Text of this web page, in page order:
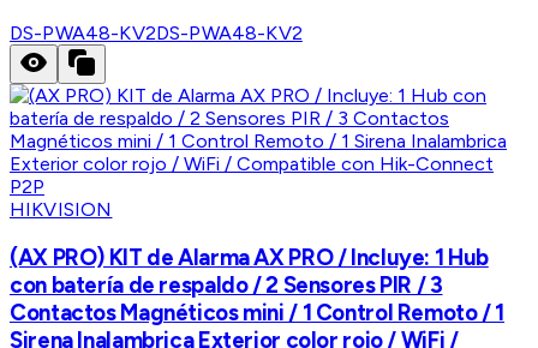
DS-PWA48-KV2DS-PWA48-KV2
HIKVISION
(AX PRO) KIT de Alarma AX PRO / Incluye: 1 Hub
con batería de respaldo / 2 Sensores PIR / 3
Contactos Magnéticos mini / 1 Control Remoto / 1
Sirena Inalambrica Exterior color rojo / WiFi /